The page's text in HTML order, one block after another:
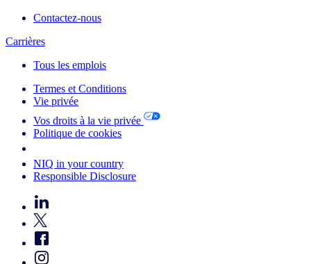
Contactez-nous
Carrières
Tous les emplois
Termes et Conditions
Vie privée
Vos droits à la vie privée
Politique de cookies
NIQ in your country
Responsible Disclosure